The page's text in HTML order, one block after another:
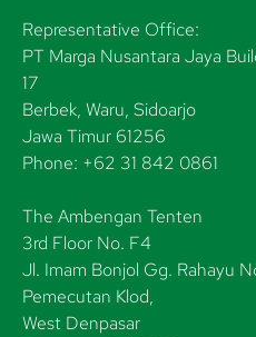
Representative Office:
PT Marga Nusantara Jaya
17
Berbek, Waru, Sidoarjo
Jawa Timur 61256
Phone: +62 31 842 0861
The Ambengan Tenten
3rd Floor No. F4
Jl. Imam Bonjol Gg. Rahayu
Pemecutan Klod,
West Denpasar